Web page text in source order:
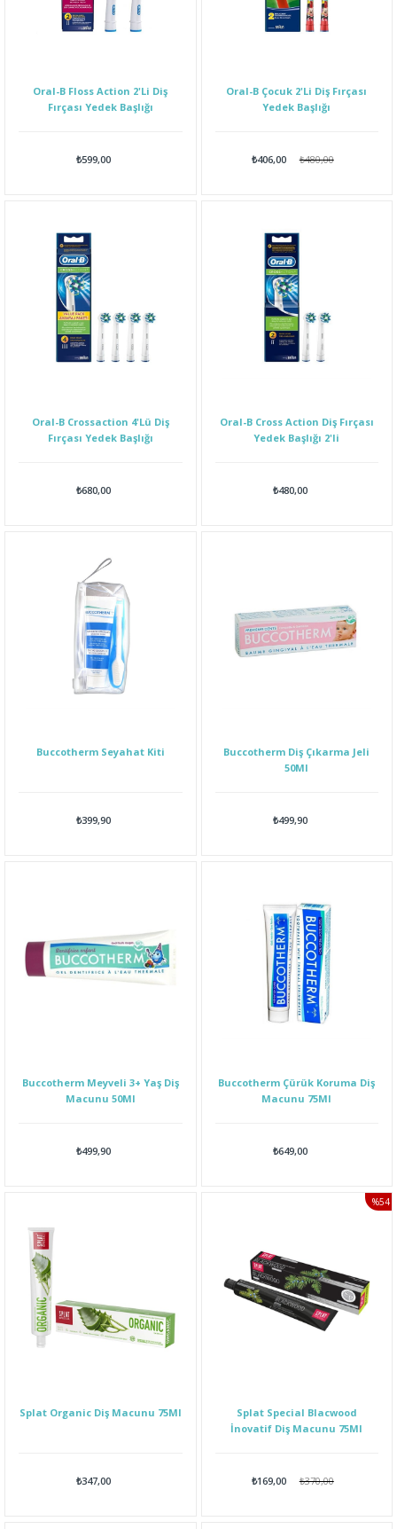
Oral-B Floss Action 2'Li Diş
Fırçası Yedek Başlığı
₺599,00
Oral-B Çocuk 2'Li Diş Fırçası
Yedek Başlığı
₺406,00 ₺480,00
Oral-B Crossaction 4'Lü Diş
Fırçası Yedek Başlığı
₺680,00
Oral-B Cross Action Diş Fırçası
Yedek Başlığı 2'li
₺480,00
Buccotherm Seyahat Kiti
₺399,90
Buccotherm Diş Çıkarma Jeli
50Ml
₺499,90
Buccotherm Meyveli 3+ Yaş Diş
Macunu 50Ml
₺499,90
Buccotherm Çürük Koruma Diş
Macunu 75Ml
₺649,00
Splat Organic Diş Macunu 75Ml
₺347,00
Splat Special Blacwood
İnovatif Diş Macunu 75Ml
₺169,00 ₺370,00
%54